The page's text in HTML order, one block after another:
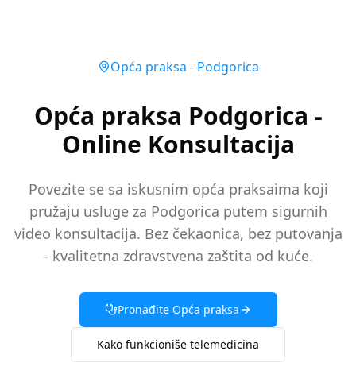
Opća praksa - Podgorica
Opća praksa Podgorica -
Online Konsultacija
Povezite se sa iskusnim opća praksaima koji
pružaju usluge za Podgorica putem sigurnih
video konsultacija. Bez čekaonica, bez putovanja
- kvalitetna zdravstvena zaštita od kuće.
Pronađite Opća praksa
Kako funkcioniše telemedicina